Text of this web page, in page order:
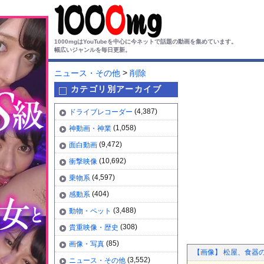
1000mgはYouTubeを中心に今ネットで話題の動画を集めています。
幅広いジャンルを毎日更新。
ニュース・その他 > 削除
カテゴリ別アーカイブ
ドライブレコーダー (4,387)
神動画・神業 (1,058)
面白動画 (9,472)
衝撃映像 (10,692)
乗物系 (4,597)
感動系 (404)
動物・ペット (3,488)
貴重映像・歴史 (308)
画像・写真 (85)
ニュース・その他 (3,552)
【画像】 松屋、食器